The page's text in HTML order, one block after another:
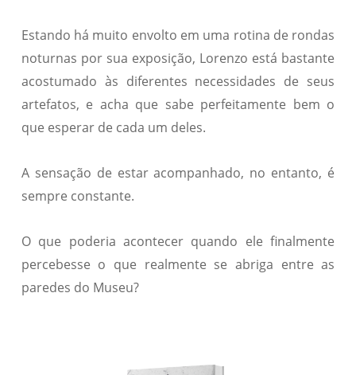
Estando há muito envolto em uma rotina de rondas
noturnas por sua exposição, Lorenzo está bastante
acostumado às diferentes necessidades de seus
artefatos, e acha que sabe perfeitamente bem o
que esperar de cada um deles.
A sensação de estar acompanhado, no entanto, é
sempre constante.
O que poderia acontecer quando ele finalmente
percebesse o que realmente se abriga entre as
paredes do Museu?